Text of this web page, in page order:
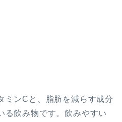
ミンCと、脂肪を減らす成分
る飲み物です。飲みやすい